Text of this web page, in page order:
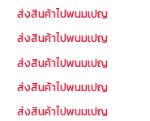
ห
รั
ส่งสินค้าไปพนมเปญ
ส่งสินค้าไปพนมเปญ
ส่งสินค้าไปพนมเปญ
ส่งสินค้าไปพนมเปญ
ส่งสินค้าไปพนมเปญ